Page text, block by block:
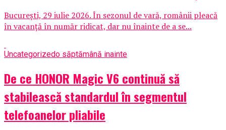
București, 29 iulie 2026. În sezonul de vară, românii pleacă
în vacanță în număr ridicat, dar nu înainte de a se...
Uncategorizedo săptămână inainte
De ce HONOR Magic V6 continuă să
stabilească standardul în segmentul
telefoanelor pliabile